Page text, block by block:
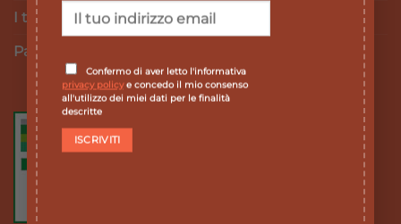
Confermo di aver letto l'informativa
privacy policye concedo il mio consenso
all'utilizzo dei miei dati per le finalità
descritte
I tuoi ordini
Password dimenticata